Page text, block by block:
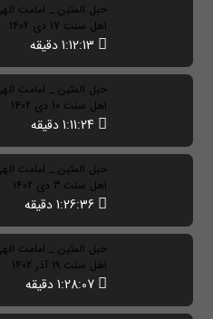
حبل المتین _ امامت
اهل سنت 17 دی 1402
حبل المتین _ امامت
اهل سنت 10 دی 1402
حبل المتین _ امامت
اهل سنت 3 دی 1402
حبل المتین _ امامت
اهل سنت 19 آذر 1402